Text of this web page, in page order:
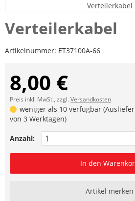
Verteilerkabel
Verteilerkabel
Artikelnummer: ET37100A-66
8,00 €
Preis inkl. MwSt., zzgl.Versandkosten
weniger als 10 verfügbar
von 3 Werktagen)
Anzahl:
In den
Artikel merken